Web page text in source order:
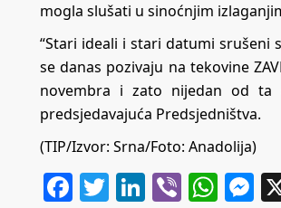
mogla slušati u sinoćnjim
“Stari ideali i stari datumi
se danas pozivaju na tekovine
novembra i zato nijedan od ta
predsjedavajuća Predsjedništva.
(TIP/Izvor: Srna/Foto: Anadolija)
Facebook
Twitter
LinkedIn
Viber